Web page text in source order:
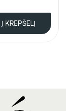
Į KREPŠELĮ